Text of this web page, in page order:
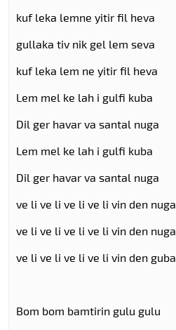
kuf leka lemne yitir fil heva
gullaka tiv nik gel lem seva
kuf leka lem ne yitir fil heva
Lem mel ke lah i gulfi kuba
Dil ger havar va santal nuga
Lem mel ke lah i gulfi kuba
Dil ger havar va santal nuga
ve li ve li ve li ve li vin den nuga
ve li ve li ve li ve li vin den nuga
ve li ve li ve li ve li vin den guba
Bom bom bamtirin gulu gulu